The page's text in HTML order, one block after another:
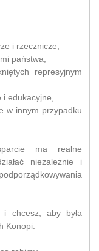
i rzecznicze,
państwa,
represyjnym
edukacyjne,
w innym przypadku
ma realne
niezależnie i
chcesz, aby była
Konopi.